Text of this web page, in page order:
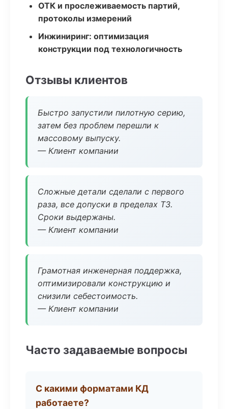
ОТК и прослеживаемость партий,
протоколы измерений
Инжиниринг: оптимизация
конструкции под технологичность
Отзывы клиентов
Быстро запустили пилотную серию,
затем без проблем перешли к
массовому выпуску.
— Клиент компании
Сложные детали сделали с первого
раза, все допуски в пределах ТЗ.
Сроки выдержаны.
— Клиент компании
Грамотная инженерная поддержка,
оптимизировали конструкцию и
снизили себестоимость.
— Клиент компании
Часто задаваемые вопросы
С какими форматами КД
работаете?